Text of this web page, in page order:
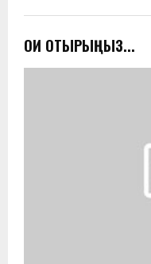
ОҚИ ОТЫРЫҢЫЗ...